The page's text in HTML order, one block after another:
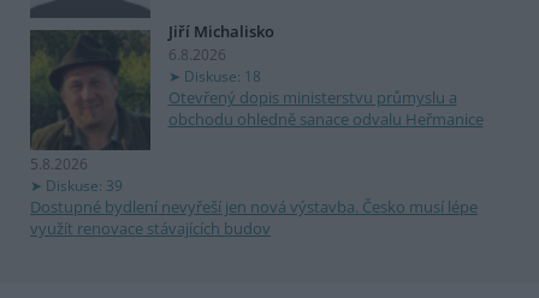
Jiří Michalisko
6.8.2026
Diskuse: 18
Otevřený dopis ministerstvu průmyslu a
obchodu ohledně sanace odvalu Heřmanice
5.8.2026
Diskuse: 39
Dostupné bydlení nevyřeší jen nová výstavba. Česko musí lépe
využít renovace stávajících budov